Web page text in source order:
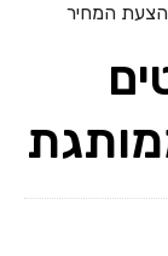
הצעת המחיר